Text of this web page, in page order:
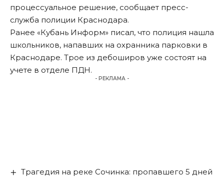
процессуальное решение, сообщает пресс-
служба полиции Краснодара.
Ранее «Кубань Информ» писал, что полиция нашла
школьников, напавших на охранника парковки в
Краснодаре. Трое из дебоширов уже состоят на
учете в отделе ПДН.
- РЕКЛАМА -
Трагедия на реке Сочинка: пропавшего 5 дней